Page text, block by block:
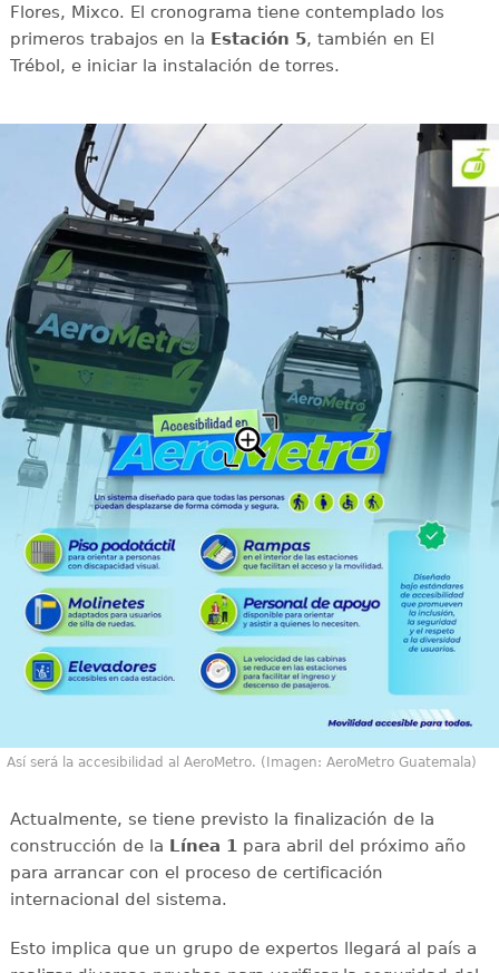
Flores, Mixco. El cronograma tiene contemplado los
primeros trabajos en la Estación 5, también en El
Trébol, e iniciar la instalación de torres.
Así será la accesibilidad al AeroMetro. (Imagen: AeroMetro Guatemala)
Actualmente, se tiene previsto la finalización de la
construcción de la Línea 1para abril del próximo año
para arrancar con el proceso de certificación
internacional del sistema.
Esto implica que un grupo de expertos llegará al país a